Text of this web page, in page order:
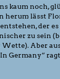
kaum noch,
herum lässt
der
zu sein
Aber
Germany“